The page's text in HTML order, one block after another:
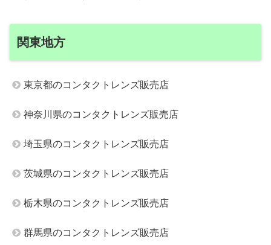
関東地方
東京都のコンタクトレンズ販売店
神奈川県のコンタクトレンズ販売店
埼玉県のコンタクトレンズ販売店
茨城県のコンタクトレンズ販売店
栃木県のコンタクトレンズ販売店
群馬県のコンタクトレンズ販売店